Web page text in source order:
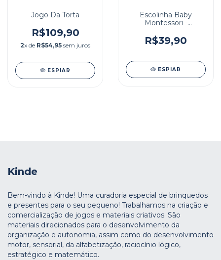
Jogo Da Torta
R$109,90
2x de R$54,95 sem juros
ESPIAR
Escolinha Baby
Montessori -
Nos Vestir
R$39,90
ESPIAR
Kinde
Bem-vindo à Kinde! Uma curadoria especial de brinquedos
e presentes para o seu pequeno! Trabalhamos na criação e
comercialização de jogos e materiais criativos. São
materiais direcionados para o desenvolvimento da
organização e autonomia, assim como do desenvolvimento
motor, sensorial, da alfabetização, raciocínio lógico,
estratégico e matemático.